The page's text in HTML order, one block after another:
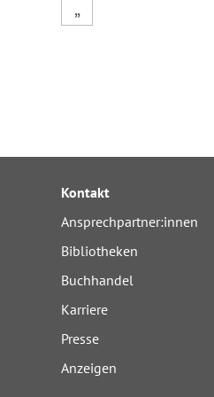
„
Kontakt
Ansprechpartner:innen
Bibliotheken
Buchhandel
Karriere
Presse
Anzeigen